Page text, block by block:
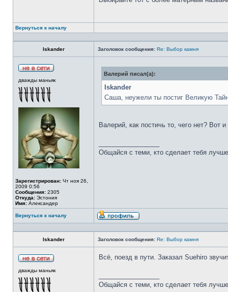
Вернуться к началу
Iskander Заголовок сообщения: Re: Выбор камня
дважды маньяк
Зарегистрирован: Чт ноя 26,
2009 0:56
Сообщения: 2305
Откуда: Эстония
Имя: Александер
Валерий писал(а):
Iskander
Саша, неужели ты постиг Великую
Валерий, как постичь то, чего нет? Вот
Общайся с теми, кто сделает тебя
Вернуться к началу
Iskander Заголовок сообщения: Re: Выбор камня
дважды маньяк
Всё, поезд в пути. Заказал Suehiro
Общайся с теми, кто сделает тебя